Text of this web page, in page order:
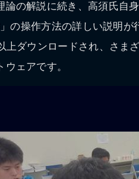
論の解説に続き、高須氏自
」の操作方法の詳しい説明
上ダウンロードされ、さま
ウェアです。